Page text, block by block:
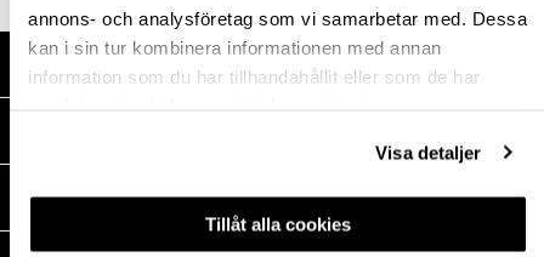
annons- och analysföretag som vi samarbetar med. Dessa
kan i sin tur kombinera informationen med annan
information som du har tillhandahållit eller som de har
Visa detaljer
Tillåt alla cookies
THEOFILS